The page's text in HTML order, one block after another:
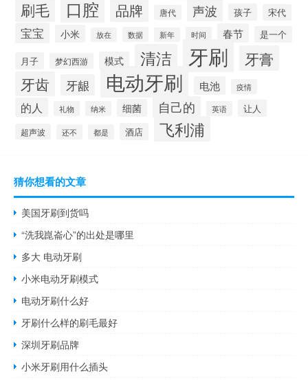
刷毛 口腔 品牌 唐代 声波 孩子 宋代
宝宝 小米 放在 数据 新年 时间 春节 是一个
月子 梦幻西游 模式 清洁 牙刷 牙膏
牙齿 牙龈 电动牙刷 电池 疫情
的人 礼物 纳米 细菌 自己的 英语 让人
超声波 还不 都是 酒店 飞利浦
猜你想看的文章
美国牙刷到货吗
“洗我崑崙心”的出处是哪里
多大 电动牙刷
小米电动牙刷模式
电动牙刷什么好
牙刷什么样的刷毛最好
深圳牙刷品牌
小米牙刷用什么插头